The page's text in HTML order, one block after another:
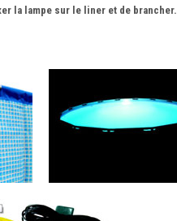
la lampe sur le liner et de brancher.